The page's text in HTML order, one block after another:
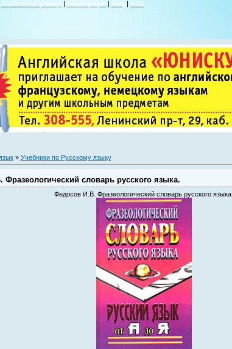
ГЛАВНАЯ страница | Регистрация | Вход| RSS
» Учебники по Русскому языку
словарь русского языка.
Федосов И.В. Фразеологический словарь русского языка.